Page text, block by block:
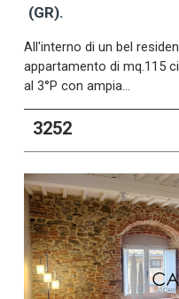
(GR).
All'interno di un bel
appartamento di mq.115
al 3°P con ampia…
3252